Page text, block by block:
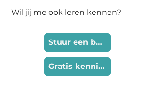
Wil jij me ook leren kennen?
Stuur een bericht
Gratis kennismakingsgesprek